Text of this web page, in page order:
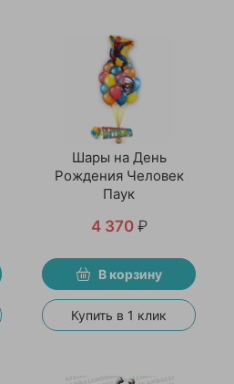
Шары на День
Рождения Человек
Паук
4 370 ₽
В корзину
Купить в 1 клик